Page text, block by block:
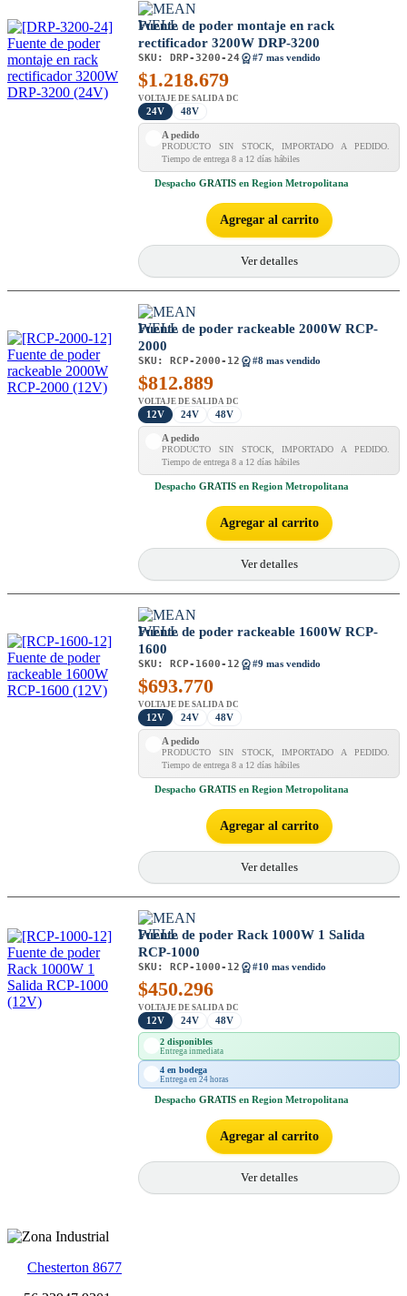
Fuente de poder montaje en rack
rectificador 3200W DRP-3200
SKU: DRP-3200-24 #7 mas vendido
$1.218.679
VOLTAJE DE SALIDA DC
24V 48V
A pedido
PRODUCTO SIN STOCK, IMPORTADO A PEDIDO.
Tiempo de entrega 8 a 12 días hábiles
Despacho GRATIS en Region Metropolitana
Agregar al carrito
Ver detalles
Fuente de poder rackeable 2000W RCP-
2000
SKU: RCP-2000-12 #8 mas vendido
$812.889
VOLTAJE DE SALIDA DC
12V 24V 48V
A pedido
PRODUCTO SIN STOCK, IMPORTADO A PEDIDO.
Tiempo de entrega 8 a 12 días hábiles
Despacho GRATIS en Region Metropolitana
Agregar al carrito
Ver detalles
Fuente de poder rackeable 1600W RCP-
1600
SKU: RCP-1600-12 #9 mas vendido
$693.770
VOLTAJE DE SALIDA DC
12V 24V 48V
A pedido
PRODUCTO SIN STOCK, IMPORTADO A PEDIDO.
Tiempo de entrega 8 a 12 días hábiles
Despacho GRATIS en Region Metropolitana
Agregar al carrito
Ver detalles
Fuente de poder Rack 1000W 1 Salida
RCP-1000
SKU: RCP-1000-12 #10 mas vendido
$450.296
VOLTAJE DE SALIDA DC
12V 24V 48V
2 disponibles
Entrega inmediata
4 en bodega
Entrega en 24 horas
Despacho GRATIS en Region Metropolitana
Agregar al carrito
Ver detalles
Chesterton 8677